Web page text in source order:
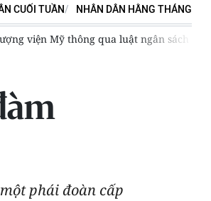
CUỐI TUẦN NHÂN DÂN HẰNG THÁNG
cửa Kinh tế Campuchia duy trì đà
phái đoàn cấp